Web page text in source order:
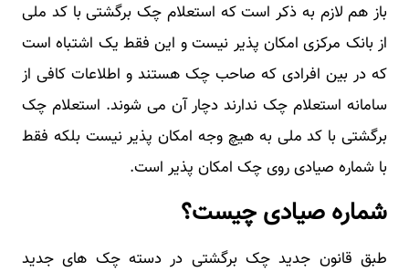
باز هم لازم به ذکر است که استعلام چک برگشتی با کد ملی
از بانک مرکزی امکان پذیر نیست و این فقط یک اشتباه است
که در بین افرادی که صاحب چک هستند و اطلاعات کافی از
سامانه استعلام چک ندارند دچار آن می شوند. استعلام چک
برگشتی با کد ملی به هیچ وجه امکان پذیر نیست بلکه فقط
با شماره صیادی روی چک امکان پذیر است.
شماره صیادی چیست؟
طبق قانون جدید چک برگشتی در دسته چک های جدید